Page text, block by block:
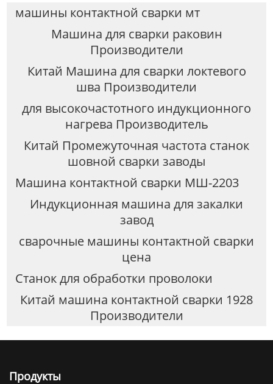
машины контактной сварки мт
Машина для сварки раковин
Производители
Китай Машина для сварки локтевого
шва Производители
для высокочастотного индукционного
нагрева Производитель
Китай Промежуточная частота станок
шовной сварки заводы
Машина контактной сварки МШ-2203
Индукционная машина для закалки
завод
сварочные машины контактной сварки
цена
Станок для обработки проволоки
Китай машина контактной сварки 1928
Производители
Продукты